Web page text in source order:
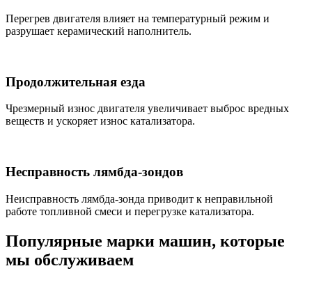
Перегрев двигателя влияет на температурный режим и
разрушает керамический наполнитель.
Продолжительная езда
Чрезмерный износ двигателя увеличивает выброс вредных
веществ и ускоряет износ катализатора.
Несправность лямбда-зондов
Неисправность лямбда-зонда приводит к неправильной
работе топливной смеси и перегрузке катализатора.
Популярные марки машин, которые
мы обслуживаем